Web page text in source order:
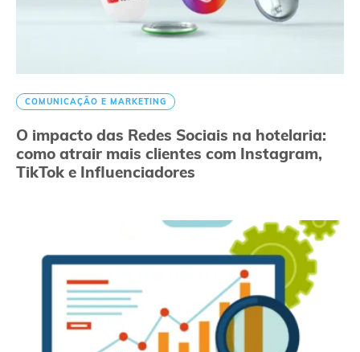
COMUNICAÇÃO E MARKETING
O impacto das Redes Sociais na hotelaria:
como atrair mais clientes com Instagram,
TikTok e Influenciadores